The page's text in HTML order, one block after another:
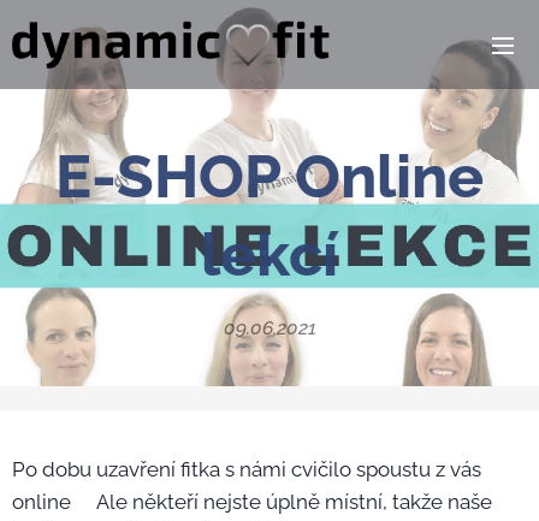
E-SHOP Online
lekcí
09.06.2021
Po dobu uzavření fitka s námi cvičilo spoustu z vás
online👏🏻Ale někteří nejste úplně místní, takže naše